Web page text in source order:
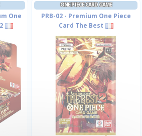
One
ONE PIECE CARD GAME
PRB-02 - Premium One Piece
Card The Best